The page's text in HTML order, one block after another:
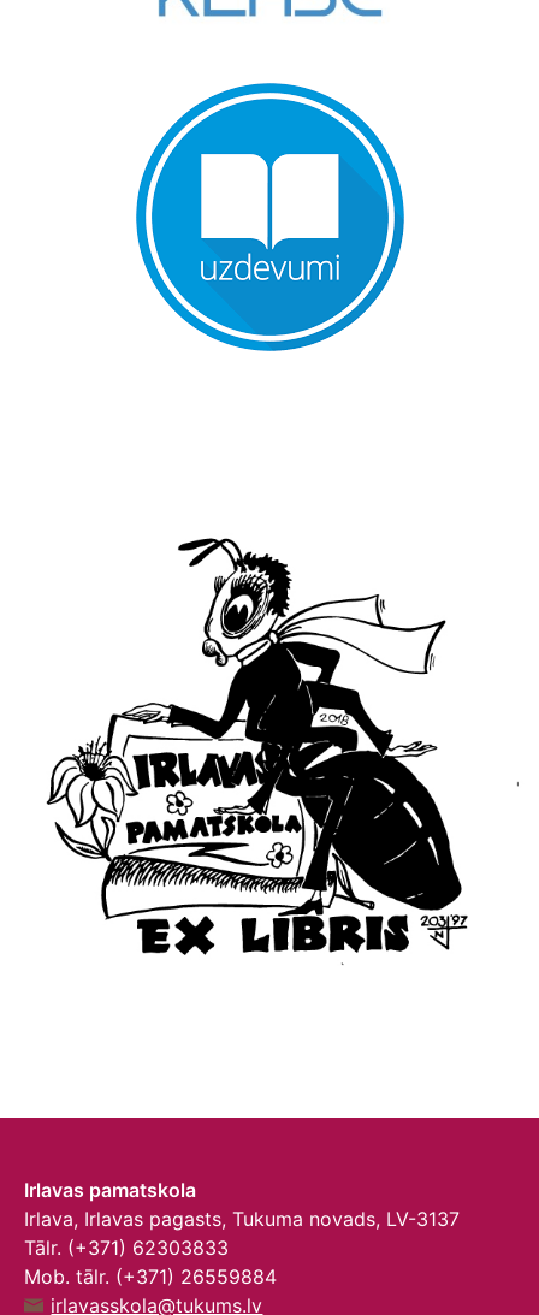
Irlavas pamatskola
Irlava, Irlavas pagasts, Tukuma novads, LV-3137
Tālr. (+371) 62303833
Mob. tālr. (+371) 26559884
irlavasskola@tukums.lv